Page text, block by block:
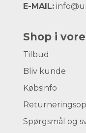
E-MAIL:
Shop i
Tilbud
Bliv kunde
Købsinfo
Spørgsmål og